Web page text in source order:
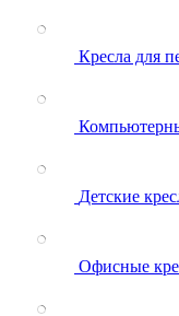
Кресла для
Детские
Офисные